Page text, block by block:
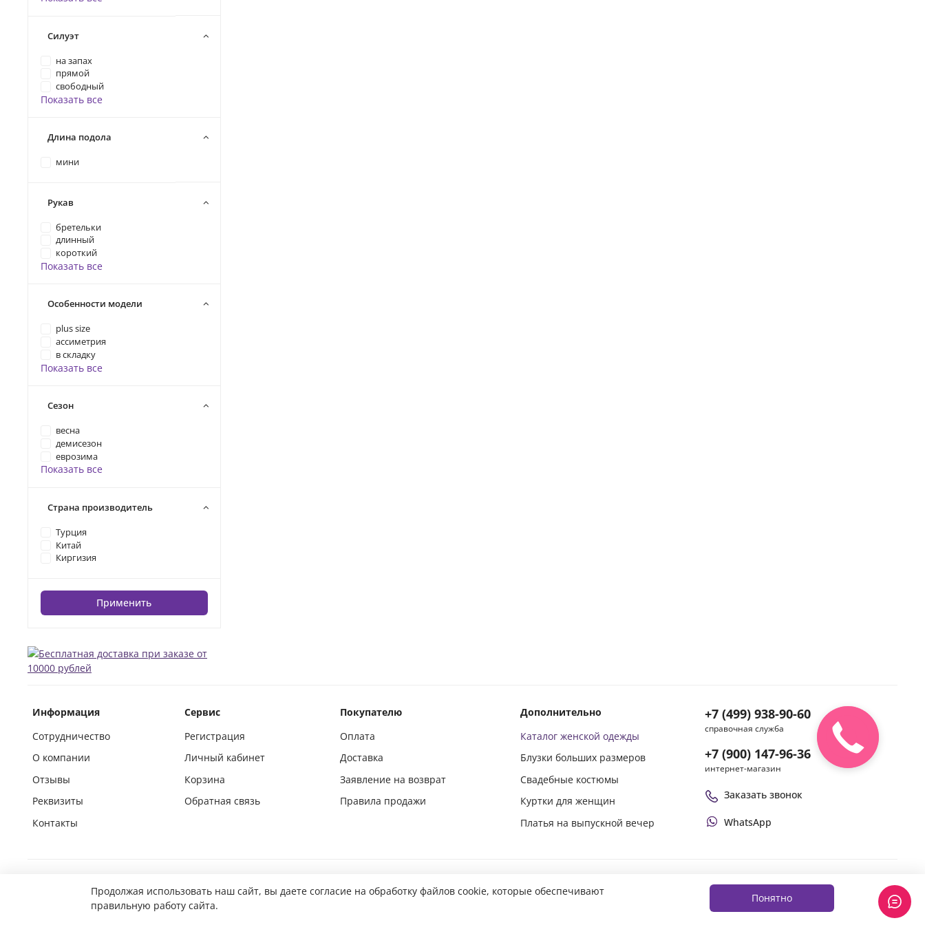
Силуэт
на запах
прямой
свободный
Показать все
Длина подола
мини
Рукав
бретельки
длинный
короткий
Показать все
Особенности модели
plus size
ассиметрия
в складку
Показать все
Сезон
весна
демисезон
еврозима
Показать все
Страна производитель
Турция
Китай
Киргизия
Применить
Информация
Сотрудничество
О компании
Отзывы
Реквизиты
Контакты
Сервис
Регистрация
Личный кабинет
Корзина
Обратная связь
Покупателю
Оплата
Доставка
Заявление на возврат
Правила продажи
Дополнительно
Каталог женской одежды
Блузки больших размеров
Свадебные костюмы
Куртки для женщин
Платья на выпускной вечер
+7 (499) 938-90-60
справочная служба
+7 (900) 147-96-36
интернет-магазин
Заказать звонок
WhatsApp
Покупай на маркетплейсах вместе с нами Подпишись и следи за новинками в социальных сетях Оплачивай покупки удобным способом
Продолжая использовать наш сайт, вы даете согласие на обработку файлов cookie, которые обеспечивают
правильную работу сайта.
Понятно